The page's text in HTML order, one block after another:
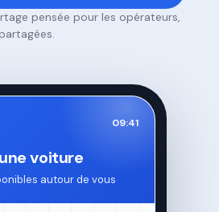
pensée pour les opérateurs,
09:41
voiture
autour de vous